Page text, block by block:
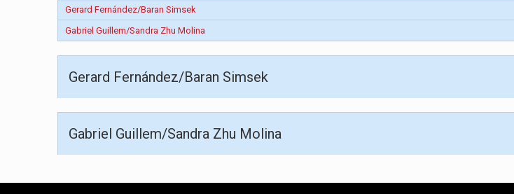
Gerard Fernández/Baran Simsek
Gabriel Guillem/Sandra Zhu Molina
Gerard Fernández/Baran Simsek
Gabriel Guillem/Sandra Zhu Molina